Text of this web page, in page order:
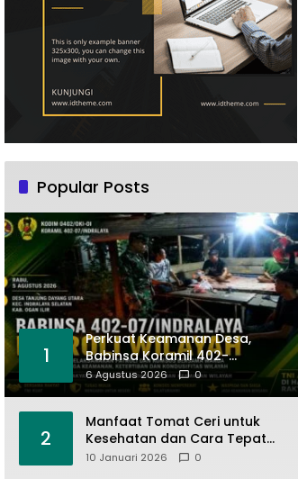
Popular Posts
1
Perkuat Keamanan Desa,
Babinsa Koramil 402-
07/Indralaya Bersama Warga
Aktifkan Siskamling dan
6 Agustus 2026 0
2
Manfaat Tomat Ceri untuk
Kesehatan dan Cara Tepat
Mengonsumsinya
10 Januari 2026 0